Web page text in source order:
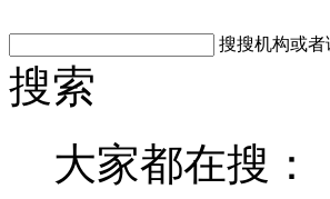
搜搜机构或者
搜索
大家都在搜：